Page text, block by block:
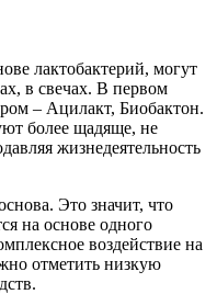
лактобактерий, могут
в свечах. В первом
– Ацилакт, Биобактон.
более щадяще, не
жизнедеятельность
Это значит, что
на основе одного
воздействие на
отметить низкую